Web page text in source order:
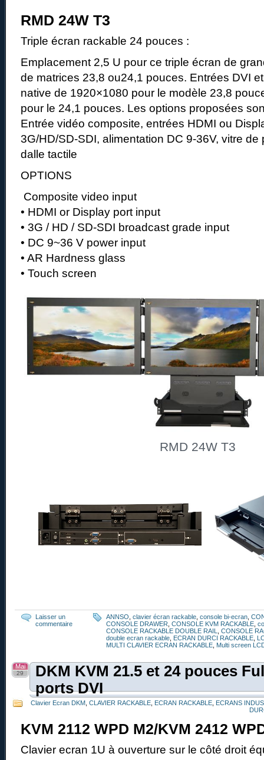
RMD 24W T3
Triple écran rackable 24 pouces :
Emplacement 2,5 U pour ce triple écran de
de matrices 23,8 ou24,1 pouces. Entrées DVI
native de 1920×1080 pour le modèle 23,8
pour le 24,1 pouces. Les options proposées
Entrée vidéo composite, entrées HDMI ou
3G/HD/SD-SDI, alimentation DC 9-36V, vitre de
dalle tactile
OPTIONS
Composite video input
• HDMI or Display port input
• 3G / HD / SD-SDI broadcast grade input
• DC 9~36 V power input
• AR Hardness glass
• Touch screen
RMD 24W T3
Laisser un
commentaire
ANNSO clavier écran rackable console bi-ecran
CONSOLE DRAWER CONSOLE KVM RACKABLE
CONSOLE RACKABLE DOUBLE RAIL
CONSOLE
double ecran rackable ECRAN DURCI RACKABLE
MULTI CLAVIER ECRAN RACKABLE Multi screen
DKM KVM 21.5 et 24 pouces
ports DVI
Mai
29
Clavier Ecran DKM CLAVIER RACKABLE ECRAN RACKABLE ECRANS
KVM 2112 WPD M2/KVM 2412
Clavier ecran 1U à ouverture sur le côté droit